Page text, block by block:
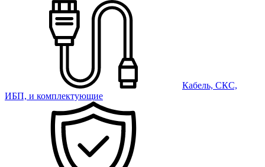
Кабель, СКС,
ИБП, и комплектующие